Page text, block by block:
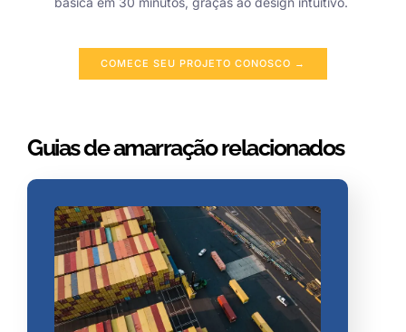
COMECE SEU PROJETO CONOSCO →
Guias de amarração relacionados